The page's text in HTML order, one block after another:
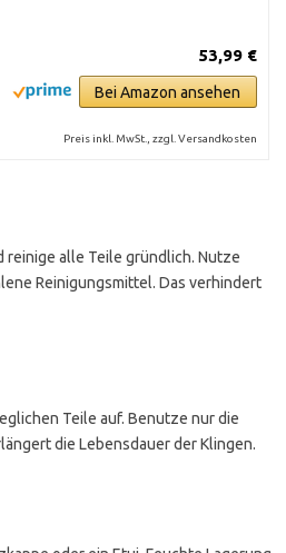
53,99 €
Bei Amazon ansehen
Preis inkl. MwSt., zzgl. Versandkosten
reinige alle Teile gründlich. Nutze
Reinigungsmittel. Das verhindert
Teile auf. Benutze nur die
die Lebensdauer der Klingen.